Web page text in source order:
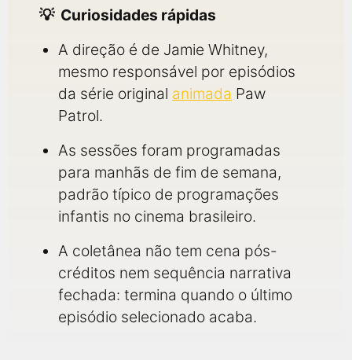
Curiosidades rápidas
A direção é de Jamie Whitney,
mesmo responsável por episódios
da série original animada Paw
Patrol.
As sessões foram programadas
para manhãs de fim de semana,
padrão típico de programações
infantis no cinema brasileiro.
A coletânea não tem cena pós-
créditos nem sequência narrativa
fechada: termina quando o último
episódio selecionado acaba.